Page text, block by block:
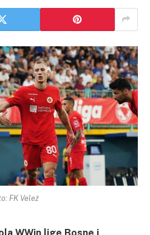
FK Velež
WWin lige Bosne i